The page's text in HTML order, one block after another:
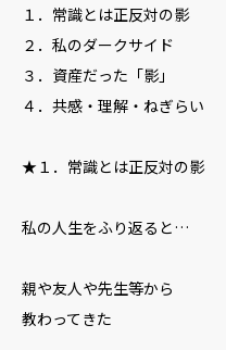
１．常識とは正反対の影
２．私のダークサイド
３．資産だった「影」
４．共感・理解・ねぎらい
★１．常識とは正反対の影
私の人生をふり返ると…
親や友人や先生等から
教わってきた